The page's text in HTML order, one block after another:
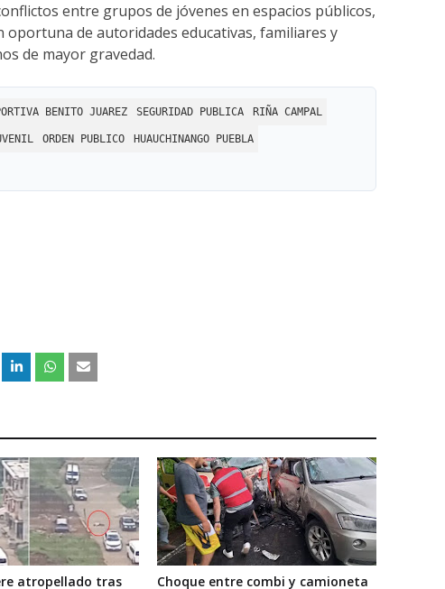
entre grupos de jóvenes en espacios públicos,
de autoridades educativas, familiares y
de mayor gravedad.
BENITO JUAREZ SEGURIDAD PUBLICA RIÑA CAMPAL
ORDEN PUBLICO HUAUCHINANGO PUEBLA
atropellado tras Choque entre combi y camioneta